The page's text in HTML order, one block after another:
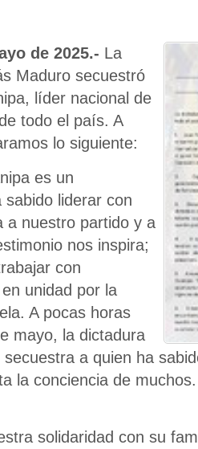
de 2025.- La
Maduro secuestró
líder nacional de
todo el país. A
lo siguiente:
es un
liderar con
a nuestro partido y a
nos inspira;
con
unidad por la
A pocas horas
mayo, la dictadura
a quien ha
la conciencia de
solidaridad con su